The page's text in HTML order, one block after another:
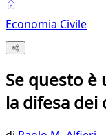
Economia Civile
Se questo è
la difesa